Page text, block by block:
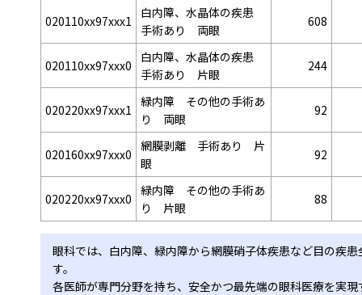
020110xx97xxx1
白内障、水晶体の疾患
手術あり 両眼
608
020110xx97xxx0
白内障、水晶体の疾患
手術あり 片眼
244
020220xx97xxx1
緑内障 その他の手術あ
り 両眼
92
020160xx97xxx0
網膜剥離 手術あり 片
眼
92
020220xx97xxx0
緑内障 その他の手術あ
り 片眼
88
眼科では、白内障、緑内障から網膜硝子体疾患など目の疾
す。
各医師が専門分野を持ち、安全かつ最先端の眼科医療を実